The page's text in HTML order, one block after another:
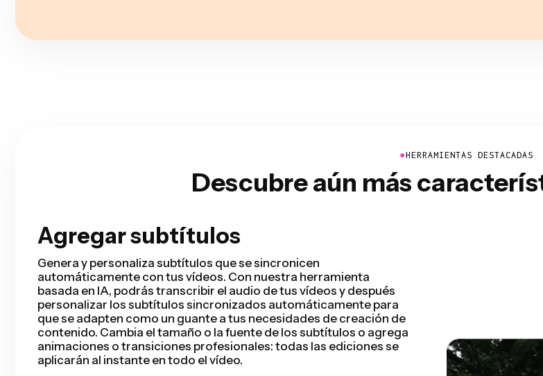
●HERRAMIENTAS DESTACADAS
Descubre aún más
Agregar subtítulos
Smart Cut
Smart Cut automatiza el proceso de edición de vídeo, ya que
detecta y elimina silencios de tus vídeos en cuestión de segundos.
Ahorrarás horas de tiempo de edición y tendrás tu vídeo preliminar
listo mucho más rápido que nunca, da igual que se trate de vídeos
en los que solo salga una persona hablando, presentaciones
grabadas, tutoriales o vlogs. Con Kapwing, disfrutarás del proceso
de edición sin complicaciones.